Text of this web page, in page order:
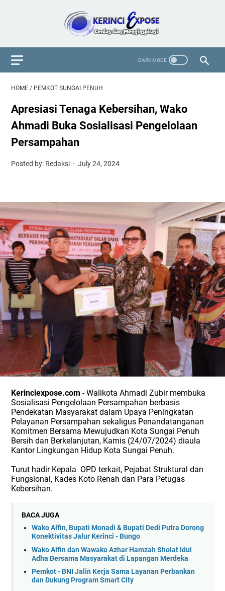
HOME / PEMKOT SUNGAI PENUH
Apresiasi Tenaga Kebersihan, Wako
Ahmadi Buka Sosialisasi Pengelolaan
Persampahan
Posted by: Redaksi July 24, 2024
Kerinciexpose.com - Walikota Ahmadi Zubir membuka
Sosialisasi Pengelolaan Persampahan berbasis
Pendekatan Masyarakat dalam Upaya Peningkatan
Pelayanan Persampahan sekaligus Penandatanganan
Komitmen Bersama Mewujudkan Kota Sungai Penuh
Bersih dan Berkelanjutan, Kamis (24/07/2024) diaula
Kantor Lingkungan Hidup Kota Sungai Penuh.
Turut hadir Kepala OPD terkait, Pejabat Struktural dan
Fungsional, Kades Koto Renah dan Para Petugas
Kebersihan.
BACA JUGA
Wako Alfin, Bupati Monadi & Bupati Dedi Putra Dorong
Konektivitas Jalur Kerinci - Bungo
Wako Alfin dan Wawako Azhar Hamzah Sholat Idul
Adha Bersama Masyarakat di Lapangan Merdeka
Pemkot - BNI Jalin Kerja Sama Layanan Perbankan
dan Dukung Program Smart City